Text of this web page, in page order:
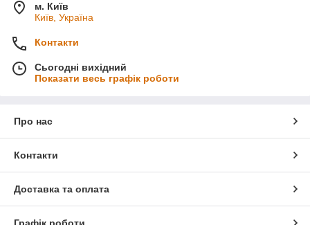
м. Київ
Київ, Україна
Контакти
Сьогодні вихідний
Показати весь графік роботи
Про нас
Контакти
Доставка та оплата